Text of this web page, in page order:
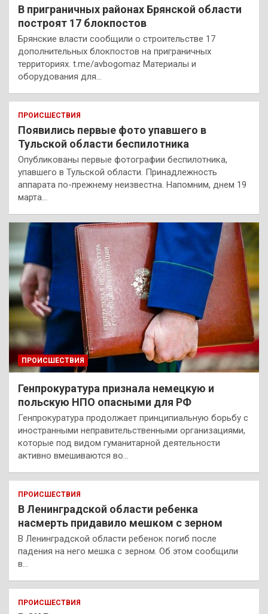
В приграничных районах Брянской области
построят 17 блокпостов
Брянские власти сообщили о строительстве 17
дополнительных блокпостов на приграничных
территориях. t.me/avbogomaz Материалы и
оборудования для…
ПРОИСШЕСТВИЯ
Появились первые фото упавшего в
Тульской области беспилотника
Опубликованы первые фотографии беспилотника,
упавшего в Тульской области. Принадлежность
аппарата по-прежнему неизвестна. Напомним, днем 19
марта…
ПРОИСШЕСТВИЯ
Генпрокуратура признала немецкую и
польскую НПО опасными для РФ
Генпрокуратура продолжает принципиальную борьбу с
иностранными неправительственными организациями,
которые под видом гуманитарной деятельности
активно вмешиваются во…
ПРОИСШЕСТВИЯ
В Ленинградской области ребенка
насмерть придавило мешком с зерном
В Ленинградской области ребенок погиб после
падения на него мешка с зерном. Об этом сообщили
в…
ПРОИСШЕСТВИЯ